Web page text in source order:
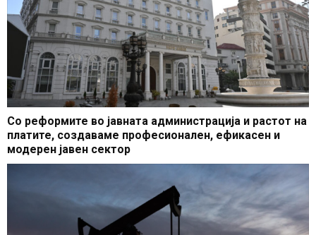
Со реформите во јавната администрација и растот на
платите, создаваме професионален, ефикасен и
модерен јавен сектор